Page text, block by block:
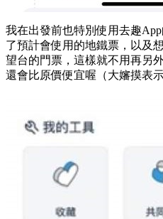
我在出發前也特別使用去趣
了預計會使用的地鐵票，以及
望台的門票，這樣就不用再另
還會比原價便宜喔（大嬸摸表